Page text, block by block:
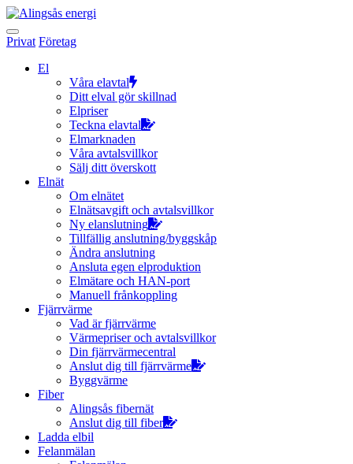
Hoppa
till
innehållet
Privat Företag
El
Våra elavtal
Ditt elval gör skillnad
Elpriser
Teckna elavtal
Elmarknaden
Våra avtalsvillkor
Sälj ditt överskott
Elnät
Om elnätet
Elnätsavgift och avtalsvillkor
Ny elanslutning
Tillfällig anslutning/byggskåp
Ändra anslutning
Ansluta egen elproduktion
Elmätare och HAN-port
Manuell frånkoppling
Fjärrvärme
Vad är fjärrvärme
Värmepriser och avtalsvillkor
Din fjärrvärmecentral
Anslut dig till fjärrvärme
Byggvärme
Fiber
Alingsås fibernät
Anslut dig till fiber
Ladda elbil
Felanmälan